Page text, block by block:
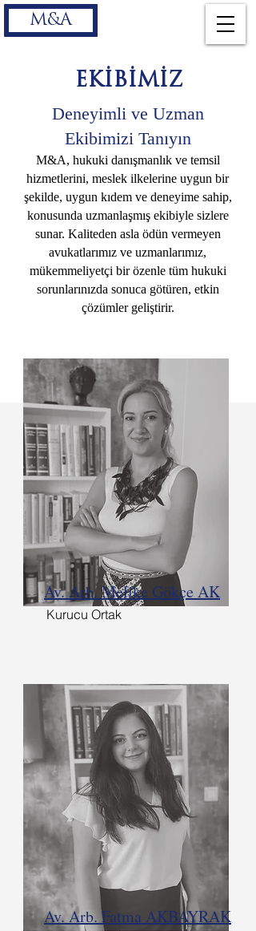
M&A
EKİBİMİZ
Deneyimli ve Uzman
Ekibimizi Tanıyın
M&A, hukuki danışmanlık ve temsil
hizmetlerini, meslek ilkelerine uygun bir
şekilde, uygun kıdem ve deneyime sahip,
konusunda uzmanlaşmış ekibiyle sizlere
sunar. Kaliteden asla ödün vermeyen
avukatlarımız ve uzmanlarımız,
mükemmeliyetçi bir özenle tüm hukuki
sorunlarınızda sonuca götüren, etkin
çözümler geliştirir.
Av. Arb. Melike Gökçe AK
Kurucu Ortak
Av. Arb. Fatma AKBAYRAK